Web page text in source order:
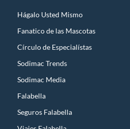
Hágalo Usted Mismo
Fanatico de las Mascotas
Círculo de Especialístas
Sodimac Trends
Sodimac Media
Falabella
Seguros Falabella